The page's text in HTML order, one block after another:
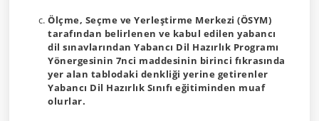
Ölçme, Seçme ve Yerleştirme Merkezi (ÖSYM)
tarafından belirlenen ve kabul edilen yabancı
dil sınavlarından Yabancı Dil Hazırlık Programı
Yönergesinin 7nci maddesinin birinci fıkrasında
yer alan tablodaki denkliği yerine getirenler
Yabancı Dil Hazırlık Sınıfı eğitiminden muaf
olurlar.